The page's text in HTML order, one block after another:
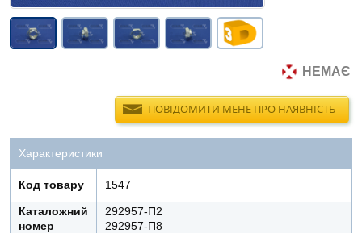
НЕМАЄ
ПОВІДОМИТИ МЕНЕ ПРО НАЯВНІСТЬ
Характеристики
Код товару 1547
Каталожний
номер
292957-П2
292957-П8